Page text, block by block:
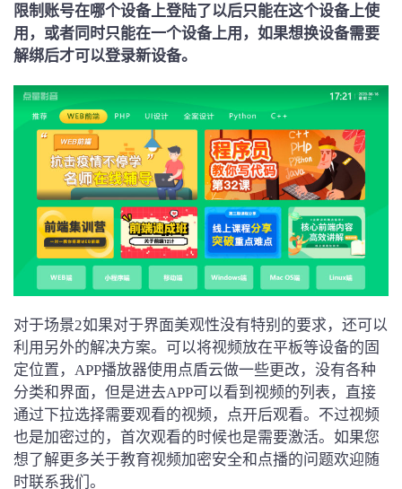
限制账号在哪个设备上登陆了以后只能在这个设备上使
用，或者同时只能在一个设备上用，如果想换设备需要
解绑后才可以登录新设备。
对于场景2如果对于界面美观性没有特别的要求，还可以
利用另外的解决方案。可以将视频放在平板等设备的固
定位置，APP播放器使用点盾云做一些更改，没有各种
分类和界面，但是进去APP可以看到视频的列表，直接
通过下拉选择需要观看的视频，点开后观看。不过视频
也是加密过的，首次观看的时候也是需要激活。如果您
想了解更多关于教育视频加密安全和点播的问题欢迎随
时联系我们。